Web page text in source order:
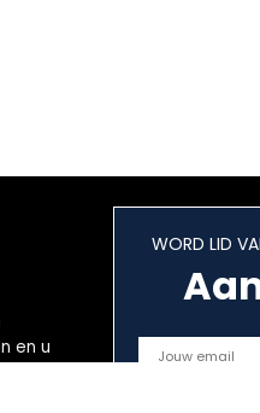
en u
WORD LID